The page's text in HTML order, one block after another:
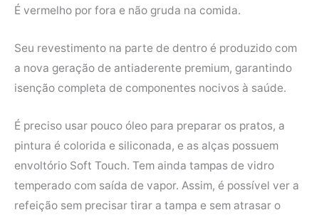
É vermelho por fora e não gruda na comida.
Seu revestimento na parte de dentro é produzido com
a nova geração de antiaderente premium, garantindo
isenção completa de componentes nocivos à saúde.
É preciso usar pouco óleo para preparar os pratos, a
pintura é colorida e siliconada, e as alças possuem
envoltório Soft Touch. Tem ainda tampas de vidro
temperado com saída de vapor. Assim, é possível ver a
refeição sem precisar tirar a tampa e sem atrasar o